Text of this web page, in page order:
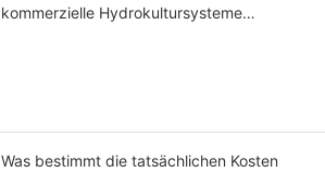
kommerzielle Hydrokultursysteme
Was bestimmt die tatsächlichen Kosten